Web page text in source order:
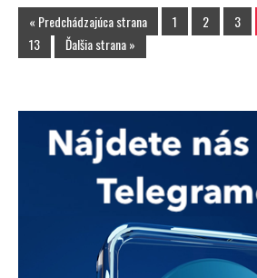
« Predchádzajúca strana 1 2 3
13 Ďalšia strana »